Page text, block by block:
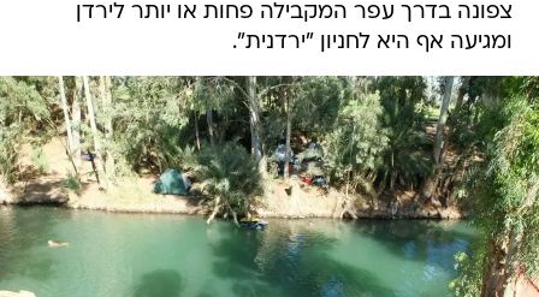
צפונה בדרך עפר המקבילה פחות או יותר לירדן
ומגיעה אף היא לחניון "ירדנית".